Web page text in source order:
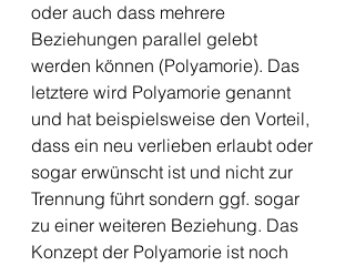
oder auch dass mehrere
Beziehungen parallel gelebt
werden können (Polyamorie). Das
letztere wird Polyamorie genannt
und hat beispielsweise den Vorteil,
dass ein neu verlieben erlaubt oder
sogar erwünscht ist und nicht zur
Trennung führt sondern ggf. sogar
zu einer weiteren Beziehung. Das
Konzept der Polyamorie ist noch